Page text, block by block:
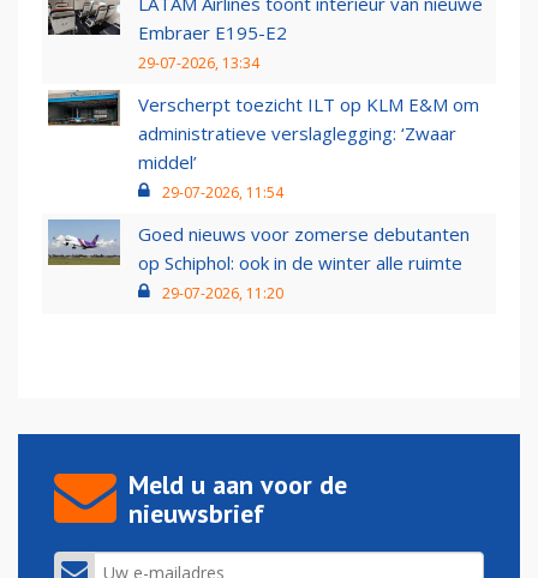
Embraer E195-E2
29-07-2026, 13:34
Verscherpt toezicht ILT op KLM E&M om
administratieve verslaglegging: ‘Zwaar
middel’
29-07-2026, 11:54
Goed nieuws voor zomerse debutanten
op Schiphol: ook in de winter alle ruimte
29-07-2026, 11:20
Meld u aan voor de
nieuwsbrief